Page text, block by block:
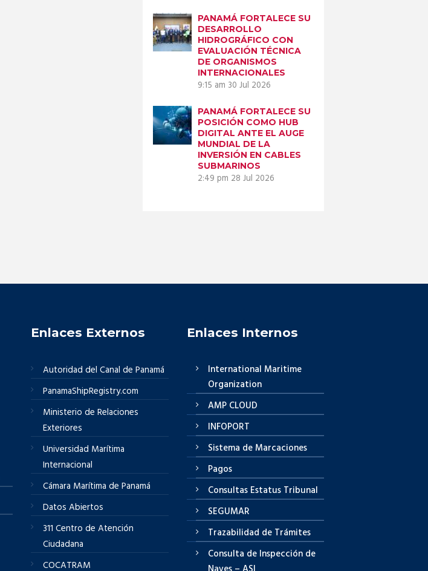
PANAMÁ FORTALECE SU
DESARROLLO
HIDROGRÁFICO CON
EVALUACIÓN TÉCNICA
DE ORGANISMOS
INTERNACIONALES
9:15 am 30 Jul 2026
PANAMÁ FORTALECE SU
POSICIÓN COMO HUB
DIGITAL ANTE EL AUGE
MUNDIAL DE LA
INVERSIÓN EN CABLES
SUBMARINOS
2:49 pm 28 Jul 2026
Enlaces Externos
Autoridad del Canal de Panamá
PanamaShipRegistry.com
Ministerio de Relaciones
Exteriores
Universidad Marítima
Internacional
Cámara Marítima de Panamá
Datos Abiertos
311 Centro de Atención
Ciudadana
COCATRAM
Enlaces Internos
International Maritime
Organization
AMP CLOUD
INFOPORT
Sistema de Marcaciones
Pagos
Consultas Estatus Tribunal
SEGUMAR
Trazabilidad de Trámites
Consulta de Inspección de